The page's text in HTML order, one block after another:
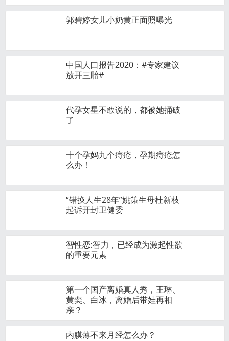
郭碧婷女儿小奶黄正面照曝光
中国人口报告2020：#专家建议
放开三胎#
代孕女星不敢说的，都被她捅破
了
十个孕妈九个痔疮，孕期痔疮怎
么办！
“错换人生28年”姚策生母杜新枝
起诉开封卫健委
智性恋:智力，已经成为激起性欲
的重要元素
第一个国产离婚真人秀，王琳、
黄奕、白冰，离婚后带娃再相
亲？
内膜薄不来月经怎么办？